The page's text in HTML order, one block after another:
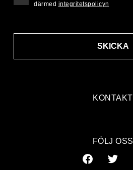
KONTAKT
SKICKA
därmed integritetspolicyn
FÖLJ OSS